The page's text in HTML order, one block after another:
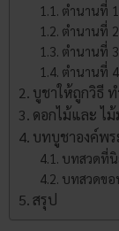
ตำนานที่ 1
ตำนานที่ 2
ตำนานที่ 3
ตำนานที่ 4
บูชาให้ถูกวิธี ท
ดอกไม้และ ไ
บทบูชาองค์พ
บทสวดที่
บทสวดข
สรุป